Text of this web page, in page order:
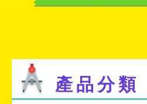
產品分類